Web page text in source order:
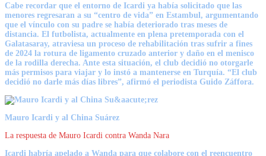
Cabe recordar que el entorno de Icardi ya había solicitado que las
menores regresaran a su “centro de vida” en Estambul, argumentando
que el vínculo con su padre se había deteriorado tras meses de
distancia. El futbolista, actualmente en plena pretemporada con el
Galatasaray, atraviesa un proceso de rehabilitación tras sufrir a fines
de 2024 la rotura de ligamento cruzado anterior y daño en el menisco
de la rodilla derecha. Ante esta situación, el club decidió no otorgarle
más permisos para viajar y lo instó a mantenerse en Turquía. “El club
decidió no darle más días libres”, afirmó el periodista Guido Záffora.
Mauro Icardi y al China Suárez
La respuesta de Mauro Icardi contra Wanda Nara
Icardi habría apelado a Wanda para que colabore con el reencuentro